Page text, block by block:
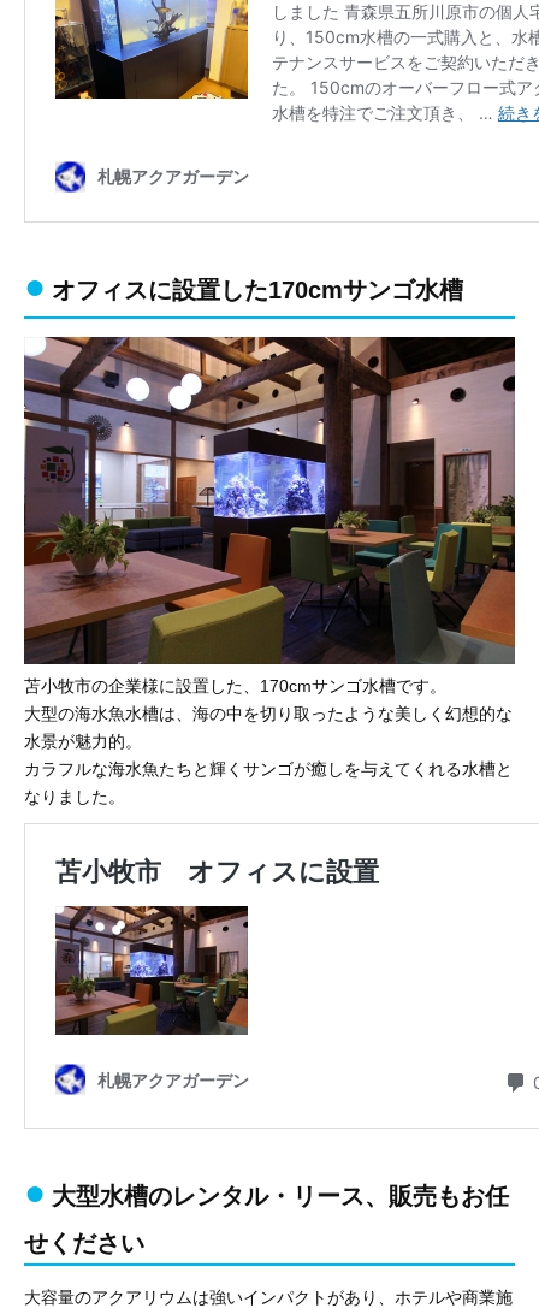
オフィスに設置した170cmサンゴ水槽
苫小牧市の企業様に設置した、170cmサンゴ水槽です。
大型の海水魚水槽は、海の中を切り取ったような美しく幻想的な
水景が魅力的。
カラフルな海水魚たちと輝くサンゴが癒しを与えてくれる水槽と
なりました。
大型水槽のレンタル・リース、販売もお任
せください
大容量のアクアリウムは強いインパクトがあり、ホテルや商業施